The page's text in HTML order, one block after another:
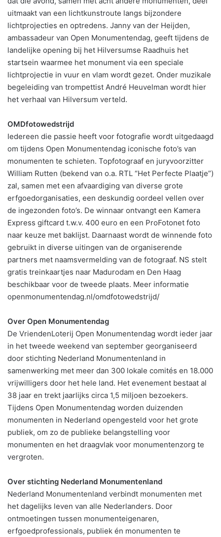
uitmaakt van een lichtkunstroute langs bijzondere
lichtprojecties en optredens. Janny van der Heijden,
ambassadeur van Open Monumentendag, geeft tijdens de
landelijke opening bij het Hilversumse Raadhuis het
startsein waarmee het monument via een speciale
lichtprojectie in vuur en vlam wordt gezet. Onder muzikale
begeleiding van trompettist André Heuvelman wordt hier
het verhaal van Hilversum verteld.
OMDfotowedstrijd
Iedereen die passie heeft voor fotografie wordt uitgedaagd
om tijdens Open Monumentendag iconische foto’s van
monumenten te schieten. Topfotograaf en juryvoorzitter
William Rutten (bekend van o.a. RTL “Het Perfecte Plaatje”)
zal, samen met een afvaardiging van diverse grote
erfgoedorganisaties, een deskundig oordeel vellen over
de ingezonden foto’s. De winnaar ontvangt een Kamera
Express giftcard t.w.v. 400 euro en een ProFotonet foto
naar keuze met baklijst. Daarnaast wordt de winnende foto
gebruikt in diverse uitingen van de organiserende
partners met naamsvermelding van de fotograaf. NS stelt
gratis treinkaartjes naar Madurodam en Den Haag
beschikbaar voor de tweede plaats. Meer informatie
openmonumentendag.nl/omdfotowedstrijd/
Over Open Monumentendag
De VriendenLoterij Open Monumentendag wordt ieder jaar
in het tweede weekend van september georganiseerd
door stichting Nederland Monumentenland in
samenwerking met meer dan 300 lokale comités en 18.000
vrijwilligers door het hele land. Het evenement bestaat al
38 jaar en trekt jaarlijks circa 1,5 miljoen bezoekers.
Tijdens Open Monumentendag worden duizenden
monumenten in Nederland opengesteld voor het grote
publiek, om zo de publieke belangstelling voor
monumenten en het draagvlak voor monumentenzorg te
vergroten.
Over stichting Nederland Monumentenland
Nederland Monumentenland verbindt monumenten met
het dagelijks leven van alle Nederlanders. Door
ontmoetingen tussen monumenteigenaren,
erfgoedprofessionals, publiek én monumenten te